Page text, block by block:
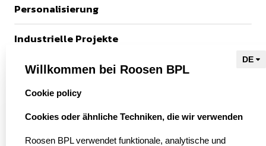
Personalisierung
Industrielle Projekte
Referenzen
Naar Kieu Engineering
Willkommen bei Roosen BPL
select language
Cookie policy
Cookies oder ähnliche Techniken, die wir verwenden
Roosen BPL verwendet funktionale, analytische und